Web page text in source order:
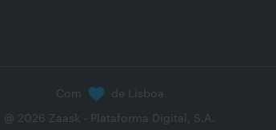
Com de Lisboa
@ 2026 Zaask - Plataforma Digital, S.A.